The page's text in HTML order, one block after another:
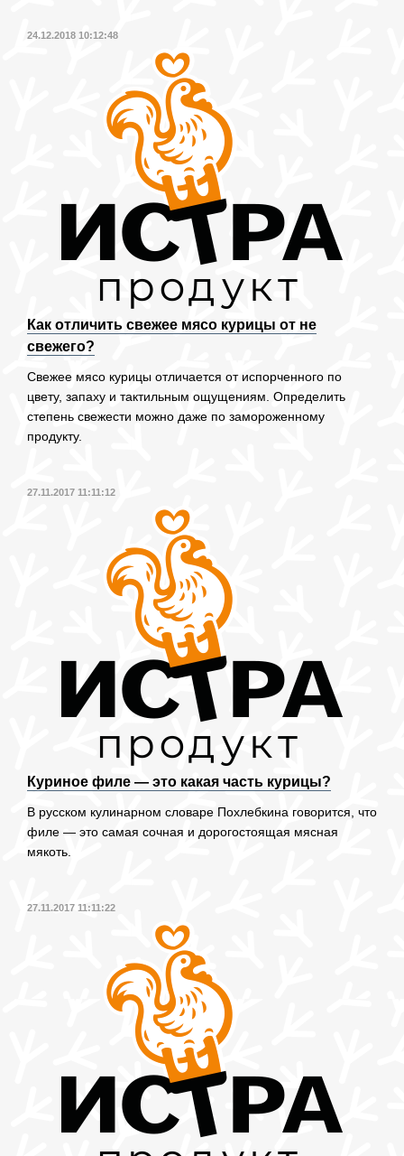
24.12.2018 10:12:48
Как отличить свежее мясо курицы от не
свежего?
Свежее мясо курицы отличается от испорченного по
цвету, запаху и тактильным ощущениям. Определить
степень свежести можно даже по замороженному
продукту.
27.11.2017 11:11:12
Куриное филе — это какая часть курицы?
В русском кулинарном словаре Похлебкина говорится, что
филе — это самая сочная и дорогостоящая мясная
мякоть.
27.11.2017 11:11:22